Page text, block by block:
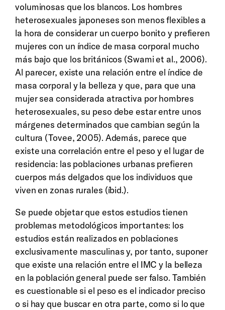
voluminosas que los blancos. Los hombres
heterosexuales japoneses son menos flexibles a
la hora de considerar un cuerpo bonito y prefieren
mujeres con un índice de masa corporal mucho
más bajo que los británicos (Swami et al., 2006).
Al parecer, existe una relación entre el índice de
masa corporal y la belleza y que, para que una
mujer sea considerada atractiva por hombres
heterosexuales, su peso debe estar entre unos
márgenes determinados que cambian según la
cultura (Tovee, 2005). Además, parece que
existe una correlación entre el peso y el lugar de
residencia: las poblaciones urbanas prefieren
cuerpos más delgados que los individuos que
viven en zonas rurales (íbid.).
Se puede objetar que estos estudios tienen
problemas metodológicos importantes: los
estudios están realizados en poblaciones
exclusivamente masculinas y, por tanto, suponer
que existe una relación entre el IMC y la belleza
en la población general puede ser falso. También
es cuestionable si el peso es el indicador preciso
o si hay que buscar en otra parte, como si lo que